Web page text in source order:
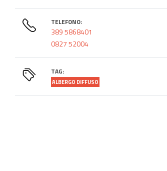
TELEFONO:
389 5868401
0827 52004
TAG:
ALBERGO DIFFUSO